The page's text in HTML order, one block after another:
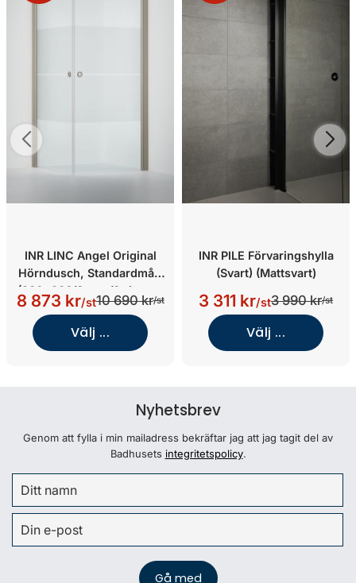
INR LINC Angel Original
Hörndusch, Standardmått
(900x900/Stone/Strimmat
Glas)
8 873 kr/st10 690 kr/st
Välj ...
INR PILE Förvaringshylla
(Svart) (Mattsvart)
3 311 kr/st3 990 kr/st
Välj ...
Nyhetsbrev
Genom att fylla i min mailadress bekräftar jag att jag tagit del av
Badhusets integritetspolicy.